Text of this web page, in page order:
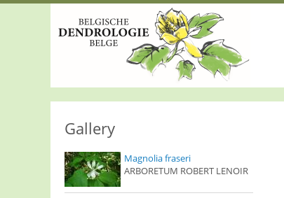
Gallery
Magnolia fraseri
ARBORETUM ROBERT LENOIR